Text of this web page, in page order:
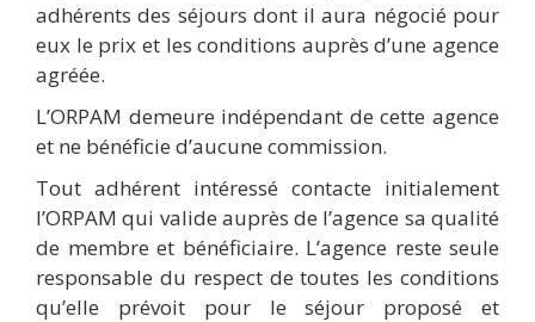
adhérents des séjours dont il aura négocié pour
eux le prix et les conditions auprès d’une agence
agréée.
L’ORPAM demeure indépendant de cette agence
et ne bénéficie d’aucune commission.
Tout adhérent intéressé contacte initialement
l’ORPAM qui valide auprès de l’agence sa qualité
de membre et bénéficiaire. L’agence reste seule
responsable du respect de toutes les conditions
qu’elle prévoit pour le séjour proposé et